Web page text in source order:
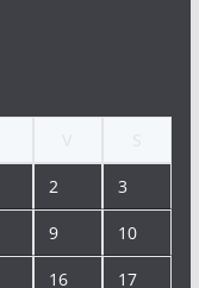
2 3
9 10
16 17